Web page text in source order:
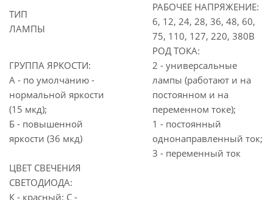
ТИП
ЛАМПЫ
РАБОЧЕЕ НАПРЯЖЕНИЕ:
6, 12, 24, 28, 36, 48, 60,
75, 110, 127, 220, 380В
ГРУППА ЯРКОСТИ:
А - по умолчанию -
нормальной яркости
(15 мкд);
Б - повышенной
яркости (36 мкд)
РОД ТОКА:
2 - универсальные
лампы (работают и на
постоянном и на
переменном токе);
1 - постоянный
однонаправленный ток;
3 - переменный ток
ЦВЕТ СВЕЧЕНИЯ
СВЕТОДИОДА:
К - красный; С -